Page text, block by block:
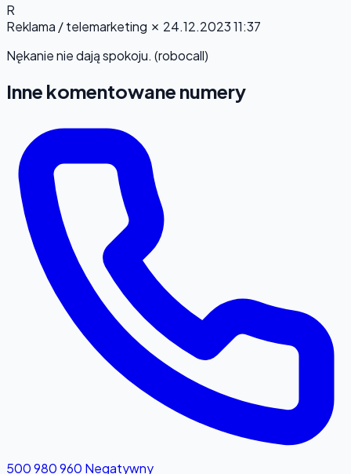
R
Reklama / telemarketing ✗ 24.12.2023 11:37
Nękanie nie dają spokoju. (robocall)
Inne komentowane numery
500 980 960 Negatywny